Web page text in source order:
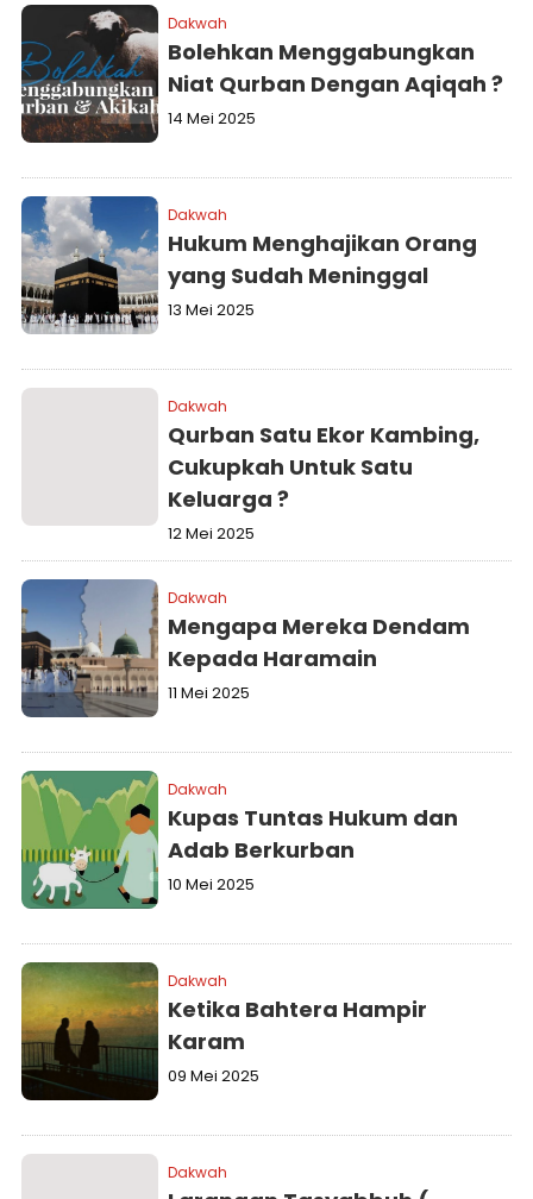
Dakwah
Bolehkan Menggabungkan
Niat Qurban Dengan Aqiqah ?
14 Mei 2025
Dakwah
Hukum Menghajikan Orang
yang Sudah Meninggal
13 Mei 2025
Dakwah
Qurban Satu Ekor Kambing,
Cukupkah Untuk Satu
Keluarga ?
12 Mei 2025
Dakwah
Mengapa Mereka Dendam
Kepada Haramain
11 Mei 2025
Dakwah
Kupas Tuntas Hukum dan
Adab Berkurban
10 Mei 2025
Dakwah
Ketika Bahtera Hampir
Karam
09 Mei 2025
Dakwah